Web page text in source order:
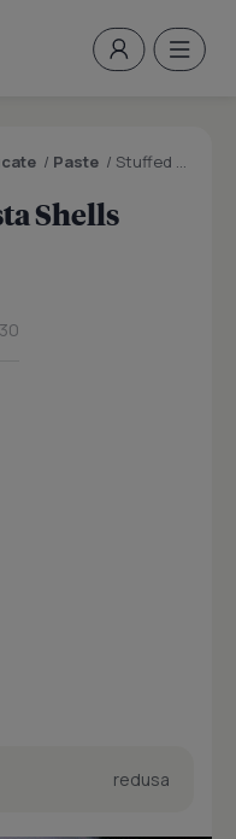
/ Paste / Stuffed Jumbo Pasta Shells (Paste Umplute)
Shells
redusa